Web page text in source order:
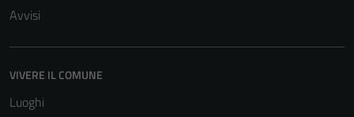
Avvisi
VIVERE IL COMUNE
Luoghi